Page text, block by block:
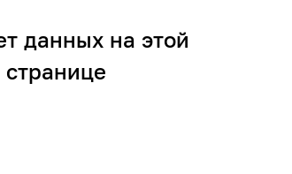
данных на этой
странице